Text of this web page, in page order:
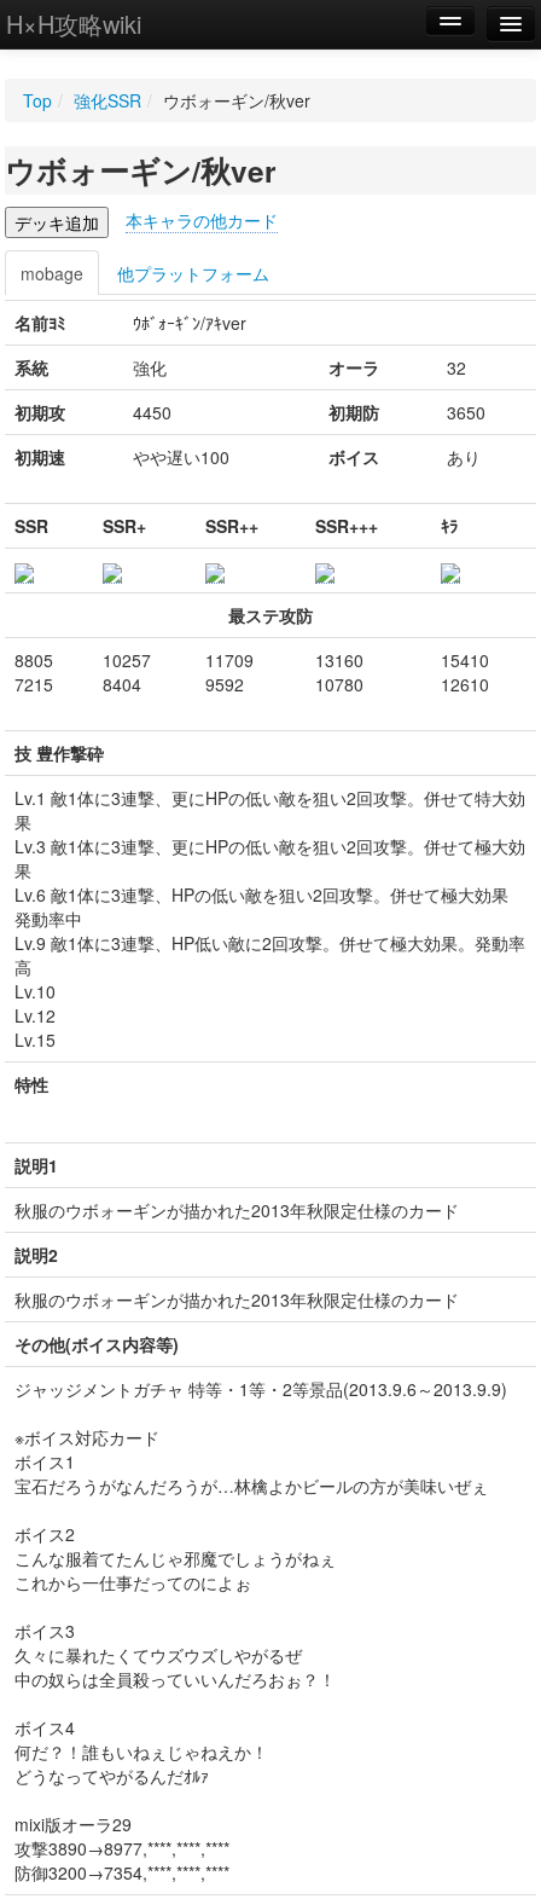
H×H攻略wiki
WIKI
設定
Top / 強化SSR / ウボォーギン/秋ver
ウボォーギン/秋ver
本キャラの他カード
mobage 他プラットフォーム
名前ﾖﾐ
ｳﾎﾞｫｰｷﾞﾝ/ｱｷver
系統
強化 オーラ
32
初期攻
4450 初期防
3650
初期速
やや遅い100 ボイス あり
SSR SSR+ SSR++ SSR+++ ｷﾗ
最ステ攻防
8805
7215
10257
8404
11709
9592
13160
10780
15410
12610
技 豊作撃砕
Lv.1 敵1体に3連撃、更にHPの低い敵を狙い2回攻撃。併せて特大効
果
Lv.3 敵1体に3連撃、更にHPの低い敵を狙い2回攻撃。併せて極大効
果
Lv.6 敵1体に3連撃、HPの低い敵を狙い2回攻撃。併せて極大効果
発動率中
Lv.9 敵1体に3連撃、HP低い敵に2回攻撃。併せて極大効果。発動率
高
Lv.10
Lv.12
Lv.15
特性
説明1
秋服のウボォーギンが描かれた2013年秋限定仕様のカード
説明2
秋服のウボォーギンが描かれた2013年秋限定仕様のカード
その他(ボイス内容等)
ジャッジメントガチャ 特等・1等・2等景品(2013.9.6～2013.9.9)
※ボイス対応カード
ボイス1
宝石だろうがなんだろうが…林檎よかビールの方が美味いぜぇ
ボイス2
こんな服着てたんじゃ邪魔でしょうがねぇ
これから一仕事だってのによぉ
ボイス3
久々に暴れたくてウズウズしやがるぜ
中の奴らは全員殺っていいんだろおぉ？！
ボイス4
何だ？！誰もいねぇじゃねえか！
どうなってやがるんだｵﾙｧ
mixi版オーラ29
攻撃3890→8977,****,****,****
防御3200→7354,****,****,****